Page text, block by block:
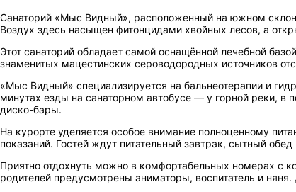
Санаторий «Мыс Видный», расположенный на южном
Воздух здесь насыщен фитонцидами хвойных лесов, а
Этот санаторий обладает самой оснащённой лечебной
знаменитых мацестинских сероводородных источников
«Мыс Видный» специализируется на бальнеотерапии и
минутах езды на санаторном автобусе — у горной реки, в
диско-бары.
На курорте уделяется особое внимание полноценному
показаний. Гостей ждут питательный завтрак, сытный
Приятно отдохнуть можно в комфортабельных номерах с
родителей предусмотрены аниматоры, воспитатель и